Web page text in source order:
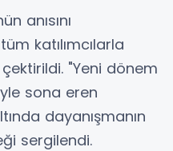
anısını
katılımcılarla
çektirildi. "Yeni dönem
sona eren
dayanışmanın
sergilendi.